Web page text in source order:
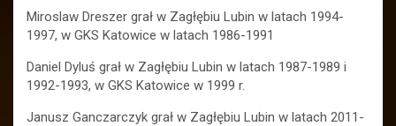
Miroslaw Dreszer grał w Zagłębiu Lubin w latach 1994-
1997, w GKS Katowice w latach 1986-1991
Daniel Dyluś grał w Zagłębiu Lubin w latach 1987-1989 i
1992-1993, w GKS Katowice w 1999 r.
Janusz Ganczarczyk grał w Zagłębiu Lubin w latach 2011-